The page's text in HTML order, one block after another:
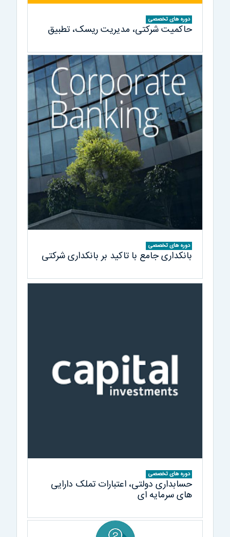
دوره های تخصصی
حاکمیت شرکتی، مدیریت ریسک، تطبیق
دوره های تخصصی
بانکداری جامع با تاکید بر بانکداری شرکتی
دوره های تخصصی
حسابداری دولتی، اعتبارات تملک دارایی
های سرمایه ای